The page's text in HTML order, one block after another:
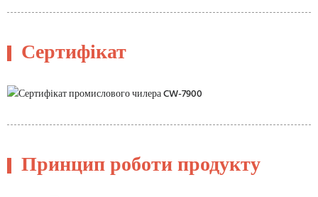
Сертифікат
Принцип роботи продукту